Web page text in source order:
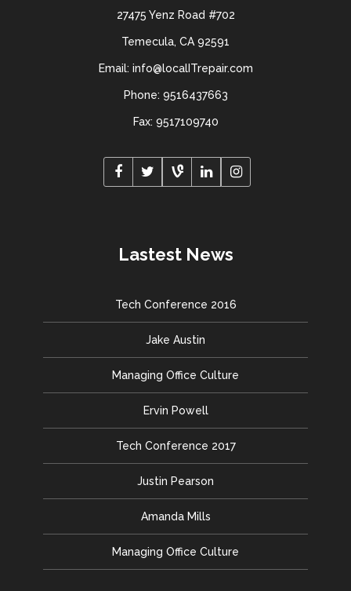
27475 Yenz Road #702
Temecula, CA 92591
Email: info@localITrepair.com
Phone: 9516437663
Fax: 9517109740
Lastest News
Tech Conference 2016
Jake Austin
Managing Office Culture
Ervin Powell
Tech Conference 2017
Justin Pearson
Amanda Mills
Managing Office Culture